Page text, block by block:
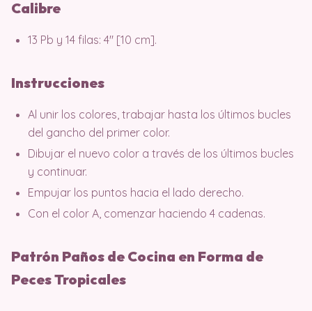
Calibre
13 Pb y 14 filas: 4″ [10 cm].
Instrucciones
Al unir los colores, trabajar hasta los últimos bucles
del gancho del primer color.
Dibujar el nuevo color a través de los últimos bucles
y continuar.
Empujar los puntos hacia el lado derecho.
Con el color A, comenzar haciendo 4 cadenas.
Patrón Paños de Cocina en Forma de
Peces Tropicales